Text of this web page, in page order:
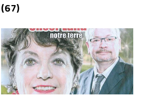
(67)